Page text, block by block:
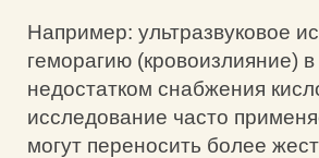
Например: ультразвуковое
геморагию (кровоизлияние)
недостатком снабжения
исследование часто
могут переносить более